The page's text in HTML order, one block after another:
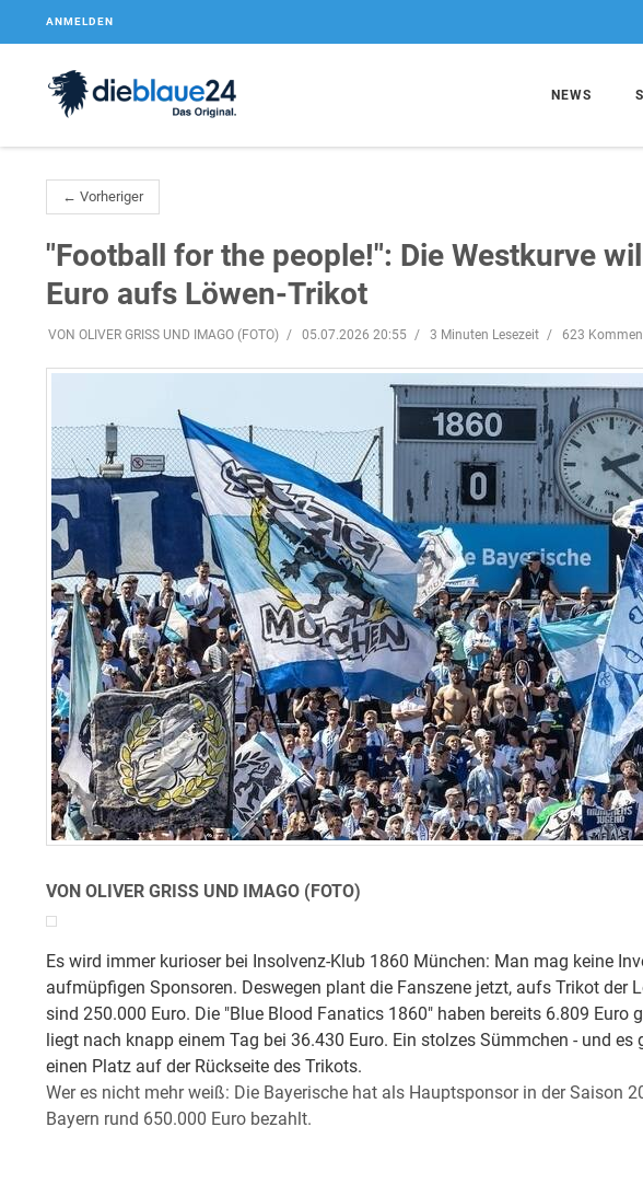
ANMELDEN
NEWS
← Vorheriger
"Football for the people!": Die Westkurve
Euro aufs Löwen-Trikot
VON OLIVER GRISS UND IMAGO (FOTO) 05.07.2026 20:55 3 Minuten Lesezeit 623
VON OLIVER GRISS UND IMAGO (FOTO)
Es wird immer kurioser bei Insolvenz-Klub 1860 München: Man mag keine
aufmüpfigen Sponsoren. Deswegen plant die Fanszene jetzt, aufs Trikot der
sind 250.000 Euro. Die "Blue Blood Fanatics 1860" haben bereits 6.809 Euro
liegt nach knapp einem Tag bei 36.430 Euro. Ein stolzes Sümmchen - und es
einen Platz auf der Rückseite des Trikots.
Wer es nicht mehr weiß: Die Bayerische hat als Hauptsponsor in der Saison
Bayern rund 650.000 Euro bezahlt.